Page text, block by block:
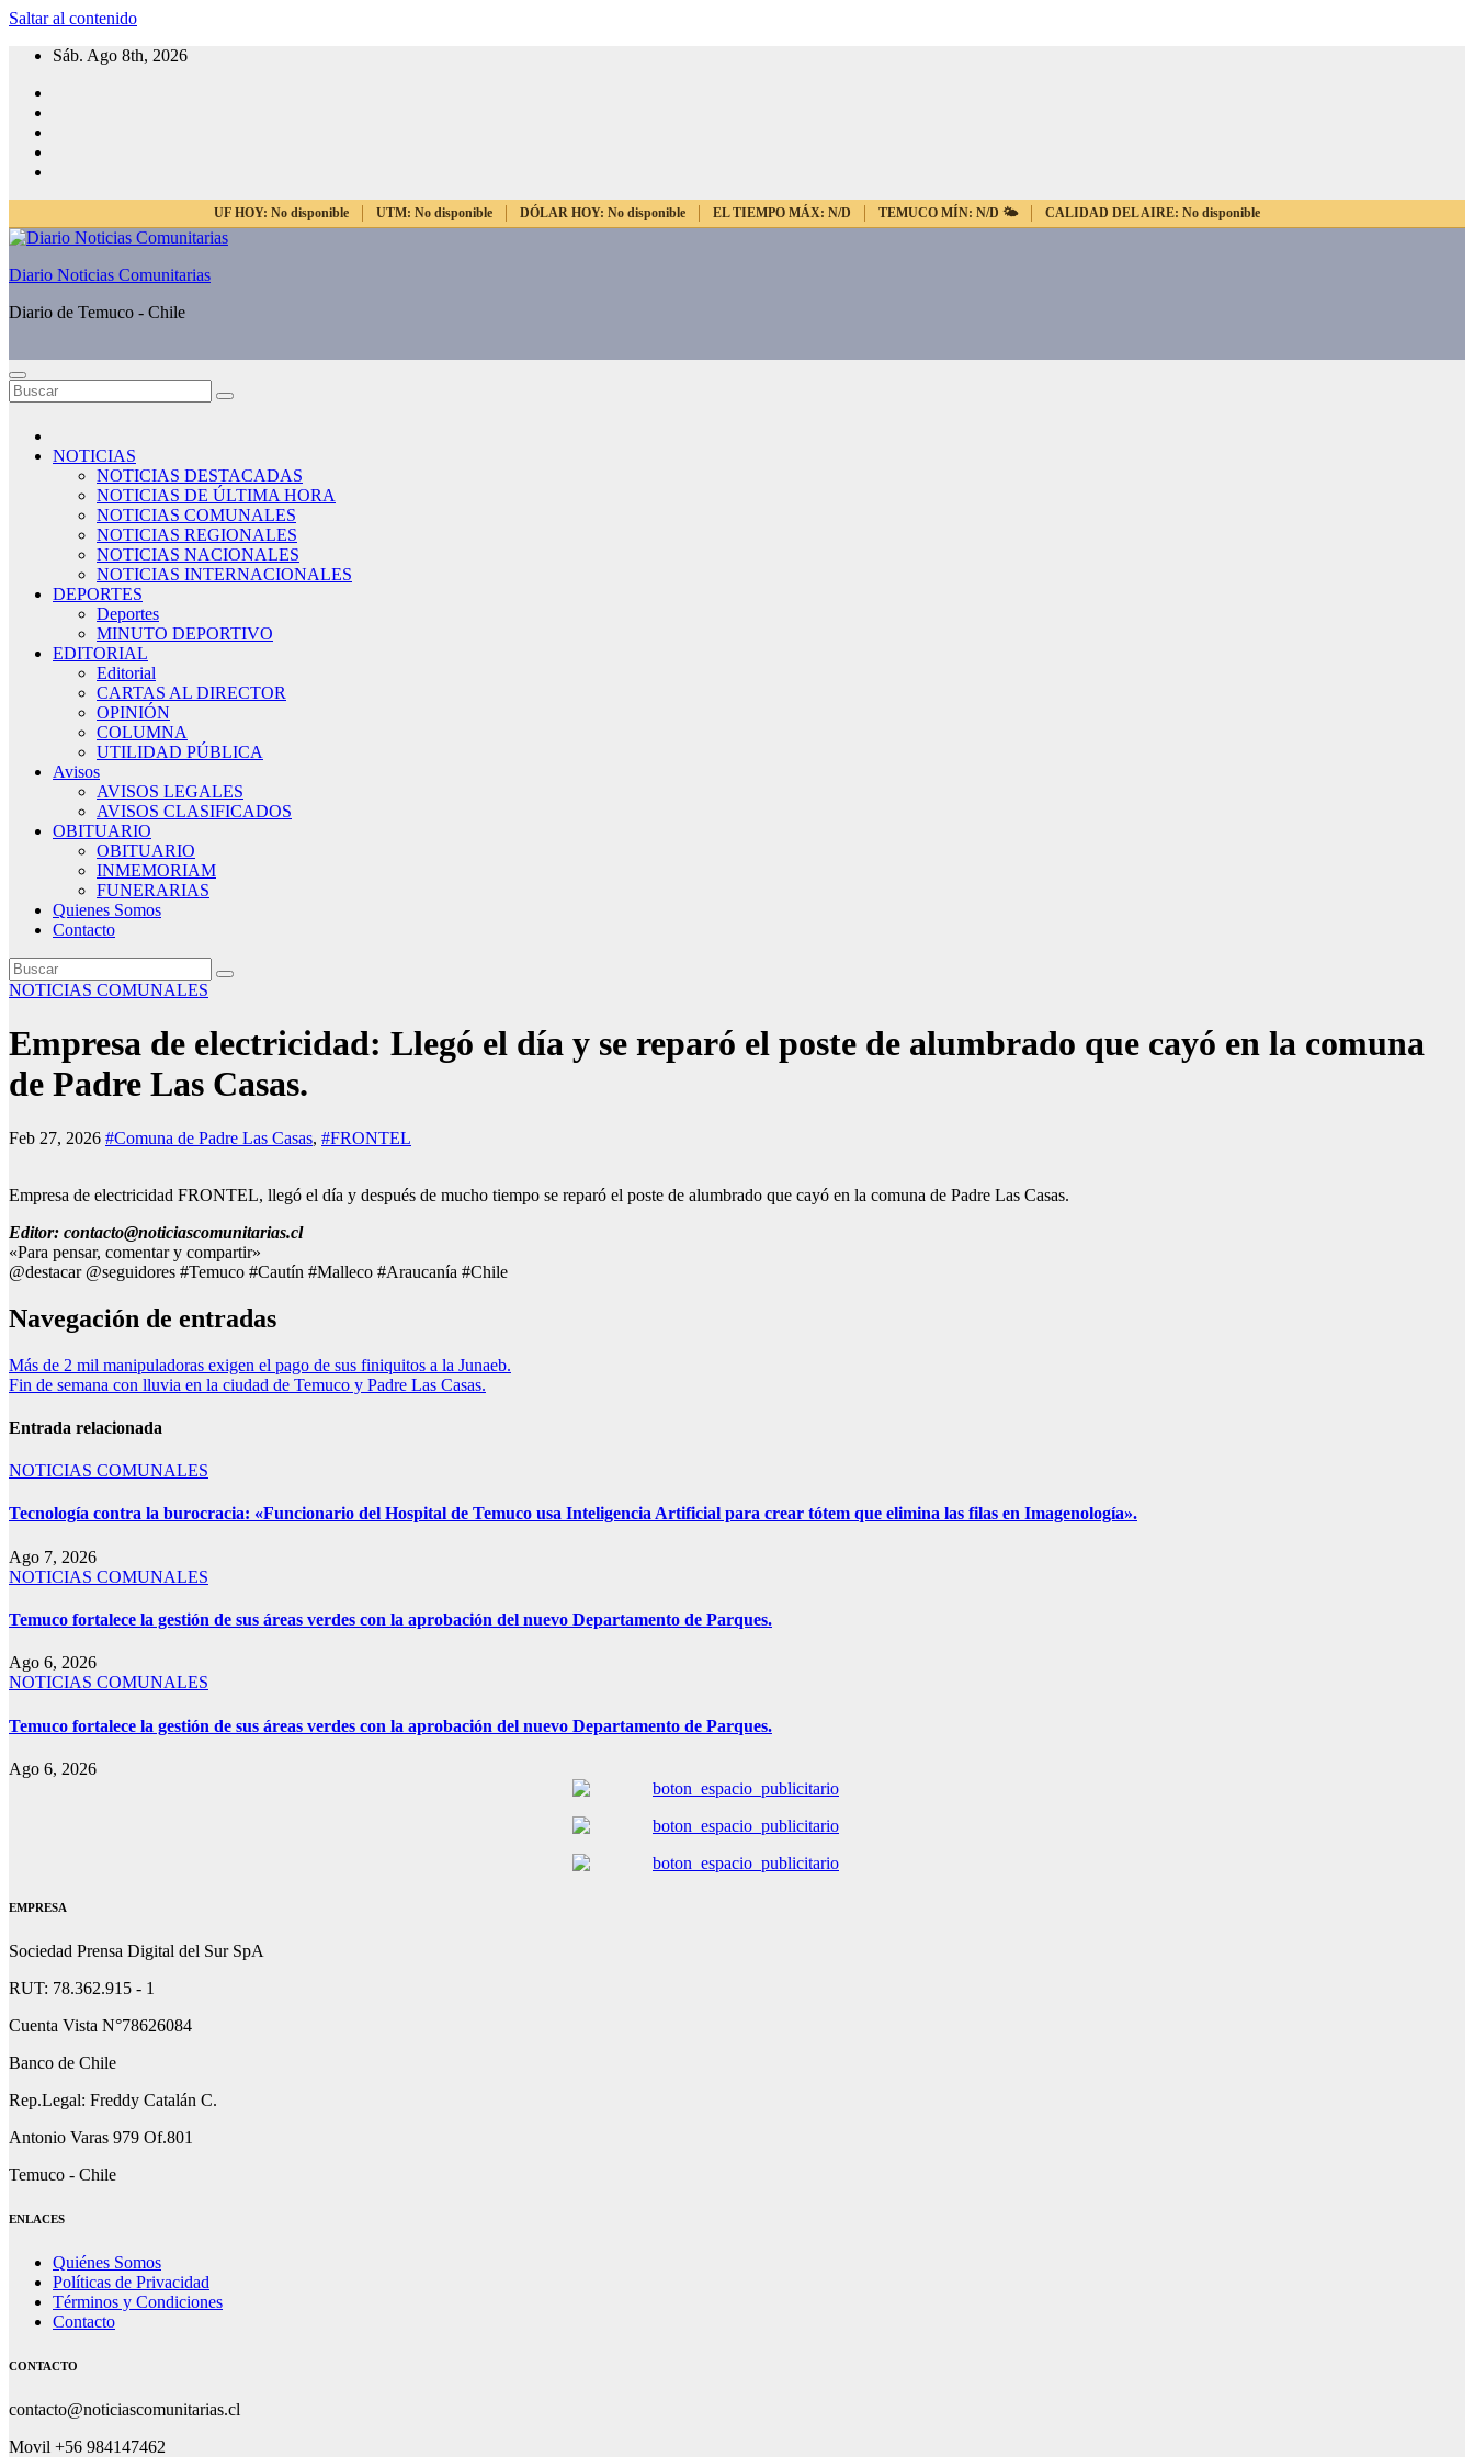
Saltar al contenido
Sáb. Ago 8th, 2026
UF HOY: No disponible UTM: No disponible DÓLAR HOY: No disponible EL TIEMPO MÁX: N/D TEMUCO MÍN: N/D 🌤️ CALIDAD DEL AIRE: No disponible
Diario Noticias Comunitarias
Diario de Temuco - Chile
NOTICIAS
NOTICIAS DESTACADAS
NOTICIAS DE ÚLTIMA HORA
NOTICIAS COMUNALES
NOTICIAS REGIONALES
NOTICIAS NACIONALES
NOTICIAS INTERNACIONALES
DEPORTES
Deportes
MINUTO DEPORTIVO
EDITORIAL
Editorial
CARTAS AL DIRECTOR
OPINIÓN
COLUMNA
UTILIDAD PÚBLICA
Avisos
AVISOS LEGALES
AVISOS CLASIFICADOS
OBITUARIO
OBITUARIO
INMEMORIAM
FUNERARIAS
Quienes Somos
Contacto
NOTICIAS COMUNALES
Empresa de electricidad: Llegó el día y se reparó el poste de alumbrado que cayó en la comuna
de Padre Las Casas.
Feb 27, 2026 #Comuna de Padre Las Casas, #FRONTEL
Empresa de electricidad FRONTEL, llegó el día y después de mucho tiempo se reparó el poste de alumbrado que cayó en la comuna de Padre Las Casas.
Editor: contacto@noticiascomunitarias.cl
«Para pensar, comentar y compartir»
@destacar @seguidores #Temuco #Cautín #Malleco #Araucanía #Chile
Navegación de entradas
Más de 2 mil manipuladoras exigen el pago de sus finiquitos a la Junaeb.
Fin de semana con lluvia en la ciudad de Temuco y Padre Las Casas.
Entrada relacionada
NOTICIAS COMUNALES
Tecnología contra la burocracia: «Funcionario del Hospital de Temuco usa Inteligencia Artificial para crear tótem que elimina las filas en Imagenología».
Ago 7, 2026
NOTICIAS COMUNALES
Temuco fortalece la gestión de sus áreas verdes con la aprobación del nuevo Departamento de Parques.
Ago 6, 2026
NOTICIAS COMUNALES
Temuco fortalece la gestión de sus áreas verdes con la aprobación del nuevo Departamento de Parques.
Ago 6, 2026
EMPRESA
Sociedad Prensa Digital del Sur SpA
RUT: 78.362.915 - 1
Cuenta Vista N°78626084
Banco de Chile
Rep.Legal: Freddy Catalán C.
Antonio Varas 979 Of.801
Temuco - Chile
ENLACES
Quiénes Somos
Políticas de Privacidad
Términos y Condiciones
Contacto
CONTACTO
contacto@noticiascomunitarias.cl
Movil +56 984147462